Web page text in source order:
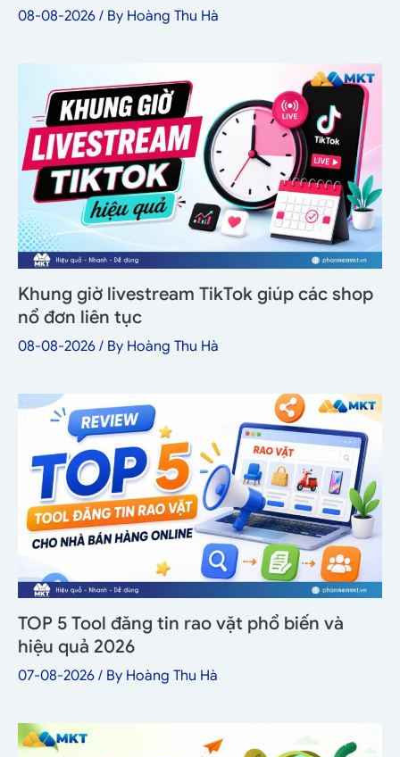
08-08-2026 / By Hoàng Thu Hà
Khung giờ livestream TikTok giúp các shop
nổ đơn liên tục
08-08-2026 / By Hoàng Thu Hà
TOP 5 Tool đăng tin rao vặt phổ biến và
hiệu quả 2026
07-08-2026 / By Hoàng Thu Hà